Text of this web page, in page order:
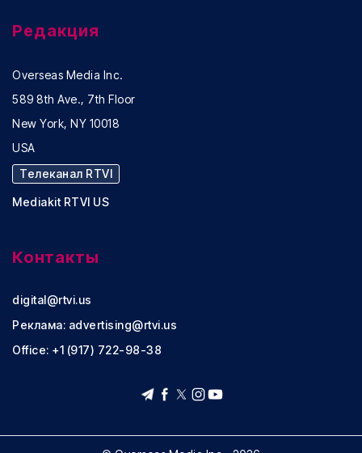
Редакция
Overseas Media Inc.
589 8th Ave., 7th Floor
New York, NY 10018
USA
Телеканал RTVI
Mediakit RTVI US
Контакты
digital@rtvi.us
Реклама: advertising@rtvi.us
Office: +1 (917) 722-98-38